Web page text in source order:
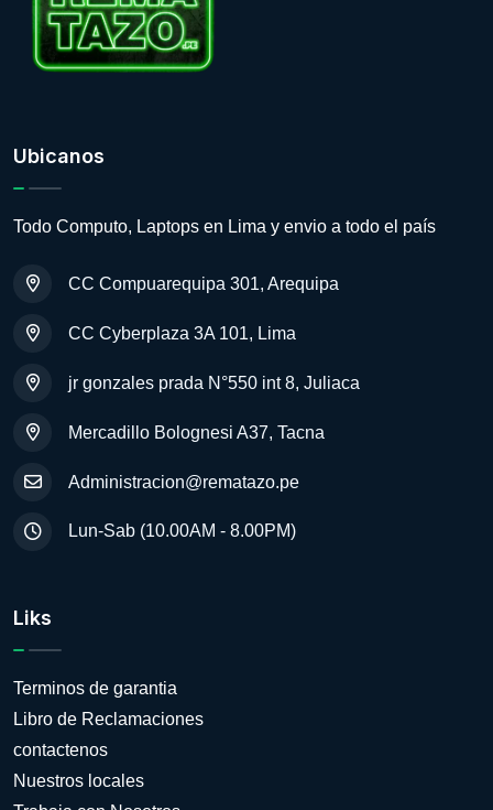
Ubicanos
Todo Computo, Laptops en Lima y envio a todo el país
CC Compuarequipa 301, Arequipa
CC Cyberplaza 3A 101, Lima
jr gonzales prada N°550 int 8, Juliaca
Mercadillo Bolognesi A37, Tacna
Administracion@rematazo.pe
Lun-Sab (10.00AM - 8.00PM)
Liks
Terminos de garantia
Libro de Reclamaciones
contactenos
Nuestros locales